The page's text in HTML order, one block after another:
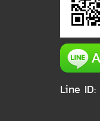
Line ID: